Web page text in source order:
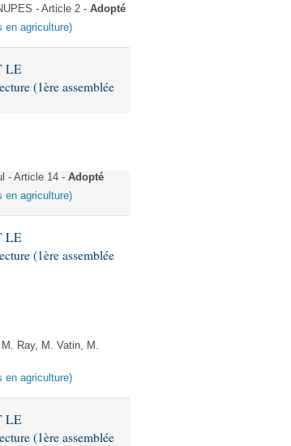
- Article 2 - Adopté
en agriculture)
LE
(1ère assemblée
- Article 14 - Adopté
en agriculture)
LE
(1ère assemblée
Ray, M. Vatin, M.
en agriculture)
LE
(1ère assemblée